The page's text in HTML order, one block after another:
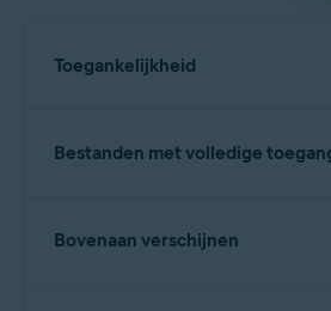
Toegankelijkheid
Hiermee kanWebbewakingde
inhoud weer te geven via andere
Bestanden met volledige
Hiermee kunnenFotokluis
Bovenaan verschijnen